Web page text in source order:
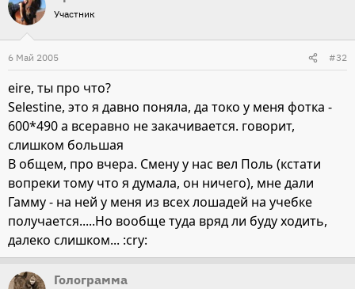
Участник
6 Май 2005 #32
eire, ты про что?
Selestine, это я давно поняла, да токо у меня фотка -
600*490 а всеравно не закачивается. говорит,
слишком большая
В общем, про вчера. Смену у нас вел Поль (кстати
вопреки тому что я думала, он ничего), мне дали
Гамму - на ней у меня из всех лошадей на учебке
получается.....Но вообще туда вряд ли буду ходить,
далеко слишком... :cry:
Голограмма